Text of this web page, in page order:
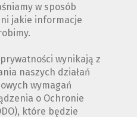
w sposób
jakie informacje
wynikają z
naszych działań
wymagań
o Ochronie
które będzie